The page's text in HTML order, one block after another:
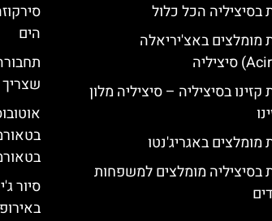
בסיציליה הכל כלול
מומלצים באצ'יריאלה
קזינו בסיציליה – סיציליה מלון
מומלצים באגריג'נטו
בסיציליה מומלצים למשפחות
הים
סיור